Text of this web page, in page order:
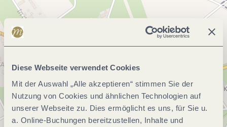
Diese Webseite verwendet Cookies
Mit der Auswahl „Alle akzeptieren“ stimmen Sie der
Nutzung von Cookies und ähnlichen Technologien auf
unserer Webseite zu. Dies ermöglicht es uns, für Sie u.
a. Online-Buchungen bereitzustellen, Inhalte und